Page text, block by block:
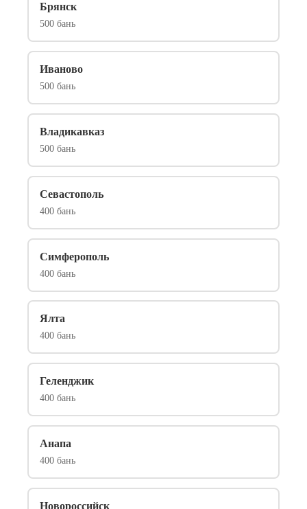
Брянск
500 бань
Иваново
500 бань
Владикавказ
500 бань
Севастополь
400 бань
Симферополь
400 бань
Ялта
400 бань
Геленджик
400 бань
Анапа
400 бань
Новороссийск